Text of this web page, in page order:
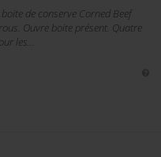
de conserve Corned Beef
Ouvre boite présent. Quatre
les...